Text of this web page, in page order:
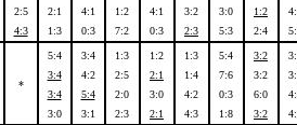
2:5
4:3
2:1
1:3
4:1
0:3
1:2
7:2
4:1
0:3
3:2
2:3
3:0
5:3
1:2
2:4
*
5:4
3:4
3:4
3:0
3:4
4:2
5:4
3:1
1:3
2:5
2:0
2:3
1:2
2:1
3:0
2:1
1:3
1:4
4:2
4:3
5:4
7:6
0:3
1:8
3:2
3:2
6:0
3:2